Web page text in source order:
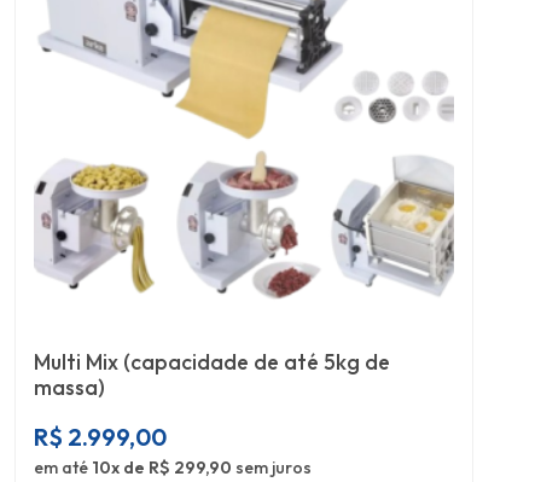
Multi Mix (capacidade de até 5kg de
massa)
R$ 2.999,00
em até 10x de R$ 299,90 sem juros